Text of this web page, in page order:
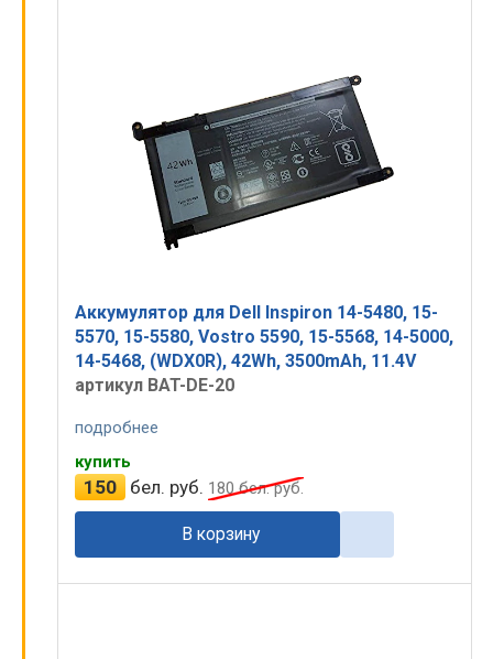
Аккумулятор для Dell Inspiron 14-5480, 15-
5570, 15-5580, Vostro 5590, 15-5568, 14-5000,
14-5468, (WDX0R), 42Wh, 3500mAh, 11.4V
артикул BAT-DE-20
подробнее
купить
150 бел. руб. 180бел. руб.
В корзину